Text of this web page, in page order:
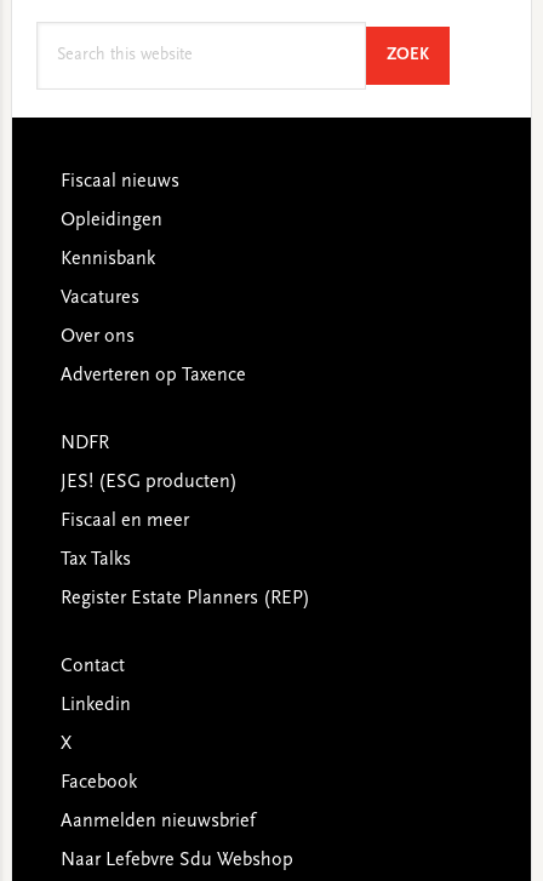
ZOEKSEARCH
Footer
Fiscaal nieuws
Opleidingen
Kennisbank
Vacatures
Over ons
Adverteren op Taxence
NDFR
JES! (ESG producten)
Fiscaal en meer
Tax Talks
Register Estate Planners (REP)
Contact
Linkedin
X
Facebook
Aanmelden nieuwsbrief
Naar Lefebvre Sdu Webshop